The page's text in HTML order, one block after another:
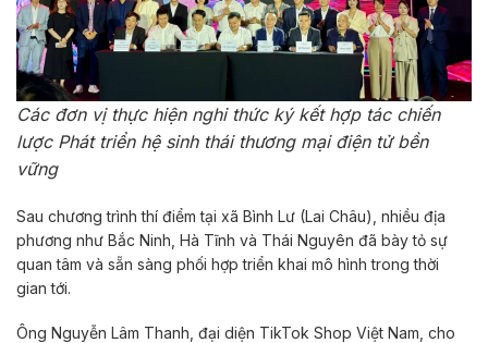
Các đơn vị thực hiện nghi thức ký kết hợp tác chiến
lược Phát triển hệ sinh thái thương mại điện tử bền
vững
Sau chương trình thí điểm tại xã Bình Lư (Lai Châu), nhiều địa
phương như Bắc Ninh, Hà Tĩnh và Thái Nguyên đã bày tỏ sự
quan tâm và sẵn sàng phối hợp triển khai mô hình trong thời
gian tới.
Ông Nguyễn Lâm Thanh, đại diện TikTok Shop Việt Nam, cho